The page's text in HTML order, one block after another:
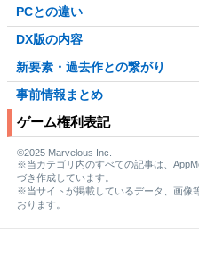
PCとの違い
DX版の内容
新要素・過去作との繋がり
事前情報まとめ
ゲーム権利表記
©2025 Marvelous Inc.
※当カテゴリ内のすべての記事は、
づき作成しています。
※当サイトが掲載しているデータ、画像
おります。